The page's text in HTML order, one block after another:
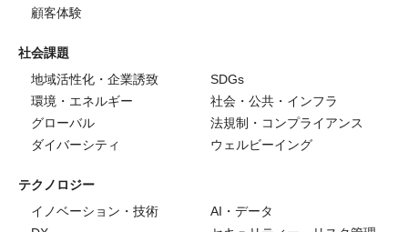
顧客体験
社会課題
地域活性化・企業誘致
SDGs
環境・エネルギー
社会・公共・インフラ
グローバル
法規制・コンプライアンス
ダイバーシティ
ウェルビーイング
テクノロジー
イノベーション・技術
AI・データ